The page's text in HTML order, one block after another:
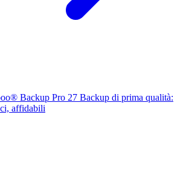
® Backup Pro 27 Backup di prima qualità:
affidabili